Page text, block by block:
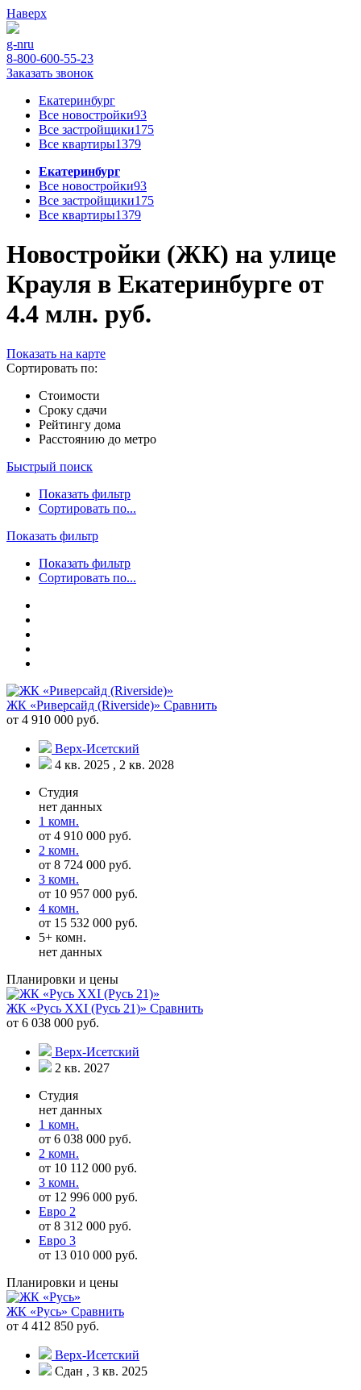
Наверх
g-nru
8-800-600-55-23
Заказать звонок
Екатеринбург
Все новостройки93
Все застройщики175
Все квартиры1379
Екатеринбург
Все новостройки93
Все застройщики175
Все квартиры1379
Новостройки (ЖК) на улице
Крауля в Екатеринбурге от
4.4 млн. руб.
Показать на карте
Сортировать по:
Стоимости
Сроку сдачи
Рейтингу дома
Расстоянию до метро
Быстрый поиск
Показать фильтр
Сортировать по...
Показать фильтр
Показать фильтр
Сортировать по...
ЖК «Риверсайд (Riverside)» Сравнить
от 4 910 000 руб.
Верх-Исетский
4 кв. 2025 , 2 кв. 2028
Студия
нет данных
1 комн.
от 4 910 000 руб.
2 комн.
от 8 724 000 руб.
3 комн.
от 10 957 000 руб.
4 комн.
от 15 532 000 руб.
5+ комн.
нет данных
Планировки и цены
ЖК «Русь XXI (Русь 21)» Сравнить
от 6 038 000 руб.
Верх-Исетский
2 кв. 2027
Студия
нет данных
1 комн.
от 6 038 000 руб.
2 комн.
от 10 112 000 руб.
3 комн.
от 12 996 000 руб.
Евро 2
от 8 312 000 руб.
Евро 3
от 13 010 000 руб.
Планировки и цены
ЖК «Русь» Сравнить
от 4 412 850 руб.
Верх-Исетский
Сдан , 3 кв. 2025